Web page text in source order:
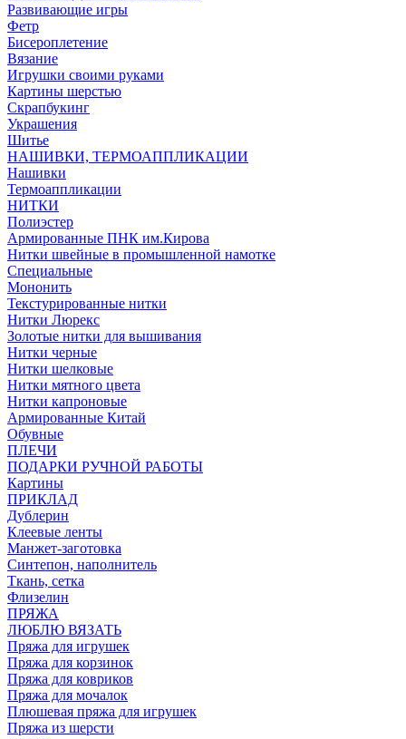
Развивающие игры
Фетр
Бисероплетение
Вязание
Игрушки своими руками
Картины шерстью
Скрапбукинг
Украшения
Шитье
НАШИВКИ, ТЕРМОАППЛИКАЦИИ
Нашивки
Термоаппликации
НИТКИ
Полиэстер
Армированные ПНК им.Кирова
Нитки швейные в промышленной намотке
Специальные
Мононить
Текстурированные нитки
Нитки Люрекс
Золотые нитки для вышивания
Нитки черные
Нитки шелковые
Нитки мятного цвета
Нитки капроновые
Армированные Китай
Обувные
ПЛЕЧИ
ПОДАРКИ РУЧНОЙ РАБОТЫ
Картины
ПРИКЛАД
Дублерин
Клеевые ленты
Манжет-заготовка
Синтепон, наполнитель
Ткань, сетка
Флизелин
ПРЯЖА
ЛЮБЛЮ ВЯЗАТЬ
Пряжа для игрушек
Пряжа для корзинок
Пряжа для ковриков
Пряжа для мочалок
Плюшевая пряжа для игрушек
Пряжа из шерсти